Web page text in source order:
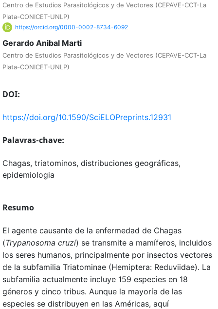
Centro de Estudios Parasitológicos y de Vectores (CEPAVE-CCT-La
Plata-CONICET-UNLP)
https://orcid.org/0000-0002-8734-6092
Gerardo Anibal Marti
Centro de Estudios Parasitológicos y de Vectores (CEPAVE-CCT-La
Plata-CONICET-UNLP)
DOI:
https://doi.org/10.1590/SciELOPreprints.12931
Palavras-chave:
Chagas, triatominos, distribuciones geográficas,
epidemiologia
Resumo
El agente causante de la enfermedad de Chagas
(Trypanosoma cruzi) se transmite a mamíferos, incluidos
los seres humanos, principalmente por insectos vectores
de la subfamilia Triatominae (Hemiptera: Reduviidae). La
subfamilia actualmente incluye 159 especies en 18
géneros y cinco tribus. Aunque la mayoría de las
especies se distribuyen en las Américas, aquí